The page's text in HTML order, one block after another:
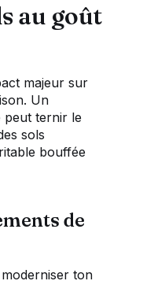
au goût
majeur sur
Un
peut ternir le
sols
bouffée
de
ton